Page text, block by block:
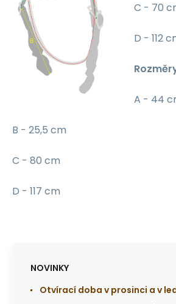
C - 70
D - 112
A - 44
B - 25,5 cm
C - 80 cm
D - 117 cm
NOVINKY
Otvírací doba v prosinci a v